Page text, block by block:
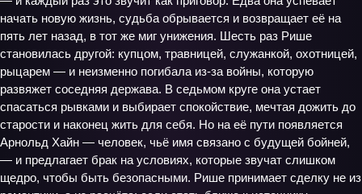
начать новую жизнь, судьба обрывается и возвращает её на
пять лет назад, в тот же миг унижения. Шесть раз Рише
становилась другой: купцом, травницей, служанкой, охотницей,
рыцарем — и неизменно погибала из‑за войны, которую
развяжет соседняя держава. В седьмом круге она устает
спасаться рывками и выбирает спокойствие, мечтая дожить до
старости и наконец жить для себя. Но на её пути появляется
Арнольд Хайн — человек, чьё имя связано с будущей бойней,
— и предлагает брак на условиях, которые звучат слишком
щедро, чтобы быть безопасными. Рише принимает сделку не из